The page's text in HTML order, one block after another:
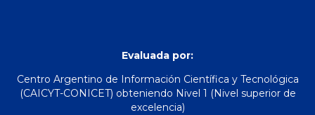
Evaluada por:
Centro Argentino de Información Científica y Tecnológica
(CAICYT-CONICET) obteniendo Nivel 1 (Nivel superior de
excelencia)